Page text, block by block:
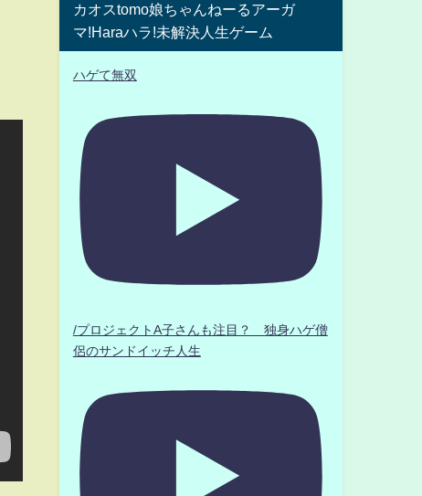
カオスtomo娘ちゃんねーるアーガ
マ!Haraハラ!未解決人生ゲーム
ハゲて無双
/プロジェクトA子さんも注目？ 独身ハゲ僧
侶のサンドイッチ人生